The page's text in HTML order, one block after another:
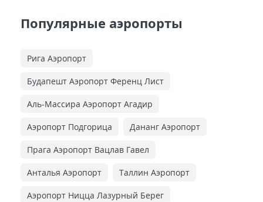
Популярные аэропорты
Рига Аэропорт
Будапешт Аэропорт Ференц Лист
Аль-Массира Аэропорт Агадир
Аэропорт Подгорица Дананг Аэропорт
Прага Аэропорт Вацлав Гавел
Анталья Аэропорт Таллин Аэропорт
Аэропорт Ницца Лазурный Берег